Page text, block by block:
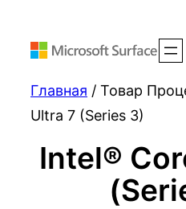
Главная / Товар
Ultra 7 (Series 3)
Intel®